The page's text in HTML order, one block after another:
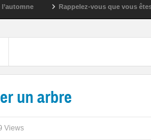
Rappelez-vous que vous êtes super !
un arbre
Views